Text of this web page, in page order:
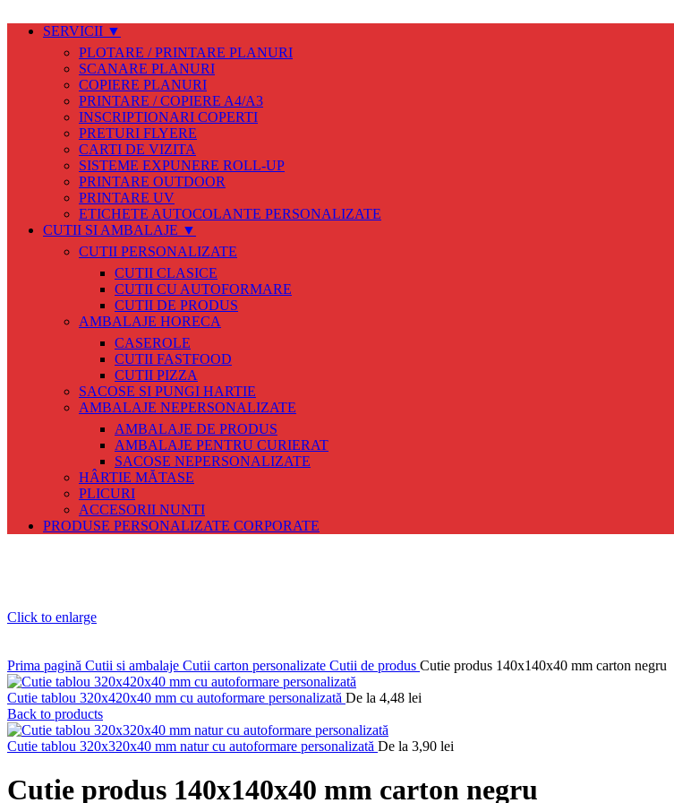
SERVICII ▼
PLOTARE / PRINTARE PLANURI
SCANARE PLANURI
COPIERE PLANURI
PRINTARE / COPIERE A4/A3
INSCRIPTIONARI COPERTI
PRETURI FLYERE
CARTI DE VIZITA
SISTEME EXPUNERE ROLL-UP
PRINTARE OUTDOOR
PRINTARE UV
ETICHETE AUTOCOLANTE PERSONALIZATE
CUTII SI AMBALAJE ▼
CUTII PERSONALIZATE
CUTII CLASICE
CUTII CU AUTOFORMARE
CUTII DE PRODUS
AMBALAJE HORECA
CASEROLE
CUTII FASTFOOD
CUTII PIZZA
SACOSE SI PUNGI HARTIE
AMBALAJE NEPERSONALIZATE
AMBALAJE DE PRODUS
AMBALAJE PENTRU CURIERAT
SACOSE NEPERSONALIZATE
HÂRTIE MĂTASE
PLICURI
ACCESORII NUNTI
PRODUSE PERSONALIZATE CORPORATE
Click to enlarge
Prima pagină Cutii si ambalaje Cutii carton personalizate Cutii de produs Cutie produs 140x140x40 mm carton negru
Cutie tablou 320x420x40 mm cu autoformare personalizată De la 4,48 lei
Back to products
Cutie tablou 320x320x40 mm natur cu autoformare personalizată De la 3,90 lei
Cutie produs 140x140x40 mm carton negru